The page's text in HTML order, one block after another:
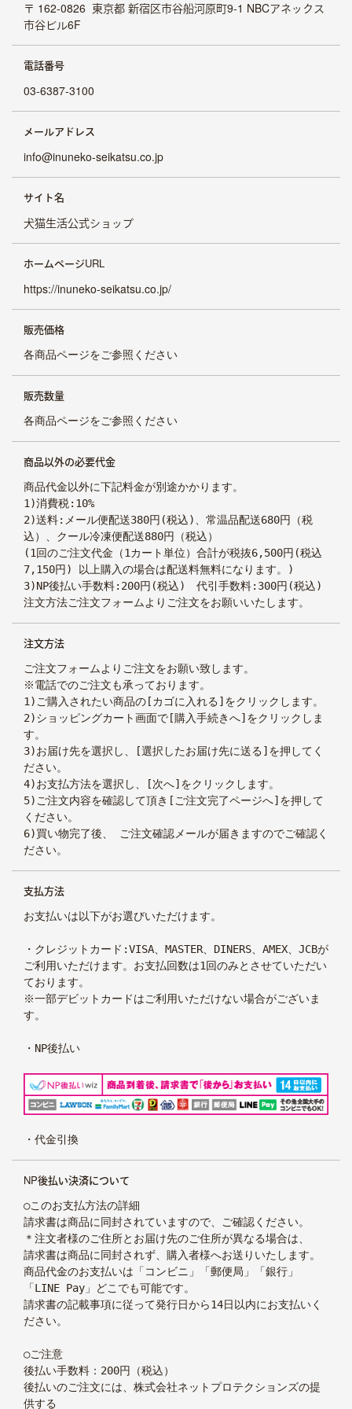
商品一覧
国産へのこだわり
安心安全へのこだわり
素材へのこだわり
IR情報
往診クリニック
ニュース
スタートアップ支援
上場承認に伴い、当社サイトでの対応は、2026年3月
報酬引換券に関する詳細なお問い合わせは
までお問い合わせください。
※報酬引換券は当社が発行しているものではなく、カブ
アンド（旧MZDAO）のプログラムに基づく特典です。
〒 162-0826 東京都 新宿区市谷船河原町9-1 NBCアネックス
市谷ビル6F
電話番号
03-6387-3100
メールアドレス
info@inuneko-seikatsu.co.jp
サイト名
犬猫生活公式ショップ
ホームページURL
https://inuneko-seikatsu.co.jp/
販売価格
各商品ページをご参照ください
販売数量
各商品ページをご参照ください
商品以外の必要代金
商品代金以外に下記料金が別途かかります。
1)消費税:10%
2)送料:メール便配送380円(税込)、常温品配送680円（税
込）、クール冷凍便配送880円（税込）
(1回のご注文代金（1カート単位）合計が税抜6,500円(税込
7,150円) 以上購入の場合は配送料無料になります。)
3)NP後払い手数料:200円(税込) 代引手数料:300円(税込)
注文方法ご注文フォームよりご注文をお願いいたします。
注文方法
ご注文フォームよりご注文をお願い致します。
※電話でのご注文も承っております。
1)ご購入されたい商品の[カゴに入れる]をクリックします。
2)ショッピングカート画面で[購入手続きへ]をクリックしま
す。
3)お届け先を選択し、[選択したお届け先に送る]を押してく
ださい。
4)お支払方法を選択し、[次へ]をクリックします。
5)ご注文内容を確認して頂き[ご注文完了ページへ]を押して
ください。
6)買い物完了後、 ご注文確認メールが届きますのでご確認く
ださい。
支払方法
お支払いは以下がお選びいただけます。
・クレジットカード:VISA、MASTER、DINERS、AMEX、JCBが
ご利用いただけます。お支払回数は1回のみとさせていただい
ております。
※一部デビットカードはご利用いただけない場合がございま
す。
・代金引換
NP後払い決済について
○このお支払方法の詳細
請求書は商品に同封されていますので、ご確認ください。
＊注文者様のご住所とお届け先のご住所が異なる場合は、
請求書は商品に同封されず、購入者様へお送りいたします。
商品代金のお支払いは「コンビニ」「郵便局」「銀行」
「LINE Pay」どこでも可能です。
請求書の記載事項に従って発行日から14日以内にお支払いく
ださい。
○ご注意
後払い手数料：200円（税込）
後払いのご注文には、株式会社ネットプロテクションズの提
供する